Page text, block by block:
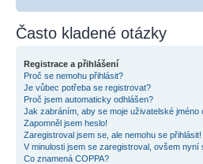
Často kladené otázky
Registrace a přihlášení
Proč se nemohu přihlásit?
Je vůbec potřeba se registrovat?
Proč jsem automaticky odhlášen?
Jak zabráním, aby se moje uživatelské
Zapomněl jsem heslo!
Zaregistroval jsem se, ale nemohu se přihlásit!
V minulosti jsem se zaregistroval, ovšem nyní
Co znamená COPPA?